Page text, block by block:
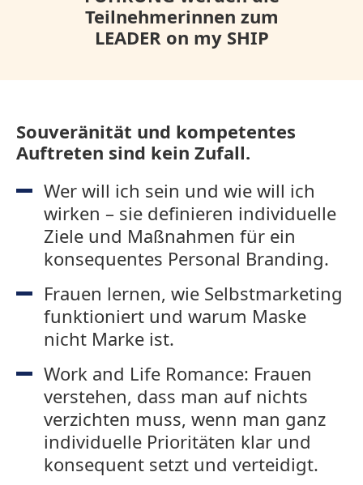
Teilnehmerinnen zum
LEADER on my SHIP
Souveränität und kompetentes
Auftreten sind kein Zufall.
Wer will ich sein und wie will ich
wirken – sie definieren individuelle
Ziele und Maßnahmen für ein
konsequentes Personal Branding.
Frauen lernen, wie Selbstmarketing
funktioniert und warum Maske
nicht Marke ist.
Work and Life Romance: Frauen
verstehen, dass man auf nichts
verzichten muss, wenn man ganz
individuelle Prioritäten klar und
konsequent setzt und verteidigt.